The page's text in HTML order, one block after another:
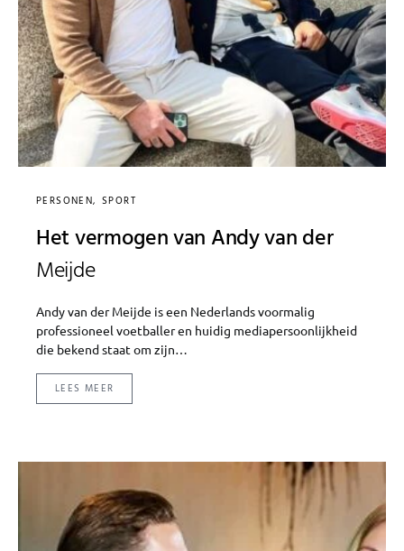
PERSONEN SPORT
Het vermogen van Andy van der
Meijde
Andy van der Meijde is een Nederlands voormalig
professioneel voetballer en huidig mediapersoonlijkheid
die bekend staat om zijn…
LEES MEER